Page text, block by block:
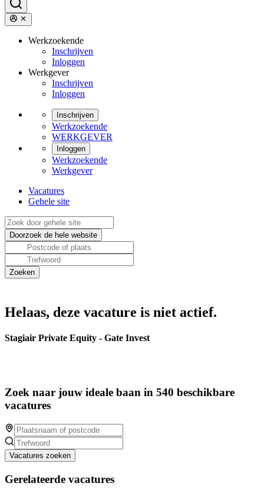
Werkzoekende
Inschrijven
Inloggen
Werkgever
Inschrijven
Inloggen
Inschrijven
Werkzoekende
WERKGEVER
Inloggen
Werkzoekende
Werkgever
Vacatures
Gehele site
Helaas, deze vacature is niet actief.
Stagiair Private Equity - Gate Invest
Zoek naar jouw ideale baan in 540 beschikbare
vacatures
Vacatures zoeken
Gerelateerde vacatures